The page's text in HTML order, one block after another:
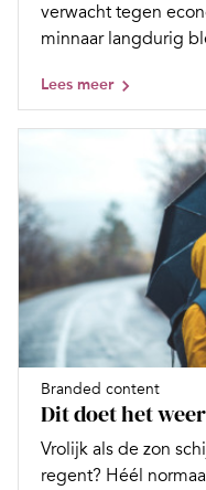
verwacht tegen
minnaar langdurig
Lees meer
Branded content
Dit doet het
Vrolijk als de zon
regent? Héél